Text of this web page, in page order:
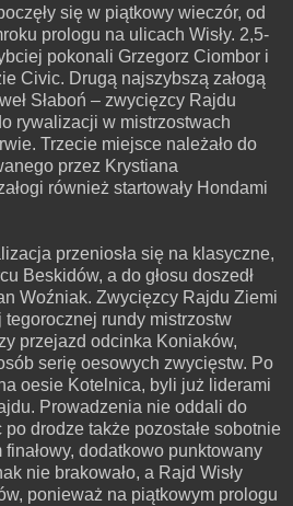
się w piątkowy wieczór, od
prologu na ulicach Wisły. 2,5-
pokonali Grzegorz Ciombor i
Civic. Drugą najszybszą załogą
Słaboń – zwycięzcy Rajdu
rywalizacji w mistrzostwach
Trzecie miejsce należało do
przez Krystiana
również startowały Hondami
przeniosła się na klasyczne,
Beskidów, a do głosu doszedł
Woźniak. Zwycięzcy Rajdu Ziemi
tegorocznej rundy mistrzostw
przejazd odcinka Koniaków,
serię oesowych zwycięstw. Po
oesie Kotelnica, byli już liderami
Prowadzenia nie oddali do
drodze także pozostałe sobotnie
finałowy, dodatkowo punktowany
nie brakowało, a Rajd Wisły
ponieważ na piątkowym prologu